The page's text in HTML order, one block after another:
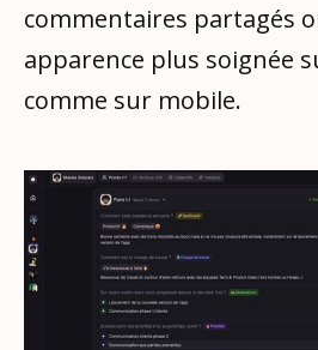
commentaires partagés
apparence plus soignée
comme sur mobile.